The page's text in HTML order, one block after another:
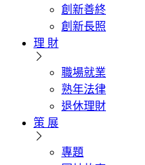
創新善終
創新長照
理 財
職場就業
熟年法律
退休理財
策 展
專題